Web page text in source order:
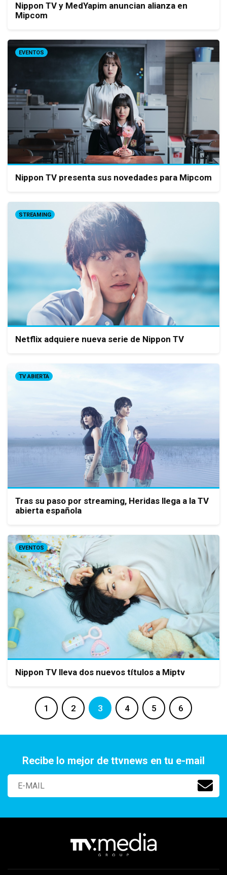
Nippon TV y MedYapim anuncian alianza en
Mipcom
EVENTOS
Nippon TV presenta sus novedades para Mipcom
STREAMING
Netflix adquiere nueva serie de Nippon TV
TV ABIERTA
Tras su paso por streaming, Heridas llega a la TV
abierta española
EVENTOS
Nippon TV lleva dos nuevos títulos a Miptv
1 2 3 4 5 6
Recibe lo mejor de ttvnews en tu e-mail